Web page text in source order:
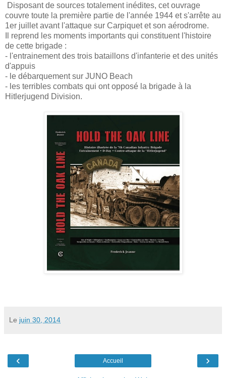
Disposant de sources totalement inédites, cet ouvrage
couvre toute la première partie de l'année 1944 et s'arrête au
1er juillet avant l'attaque sur Carpiquet et son aérodrome.
Il reprend les moments importants qui constituent l'histoire
de cette brigade :
- l'entrainement des trois bataillons d'infanterie et des unités
d'appuis
- le débarquement sur JUNO Beach
- les terribles combats qui ont opposé la brigade à la
Hitlerjugend Division.
Le juin 30, 2014
‹ ›
Accueil